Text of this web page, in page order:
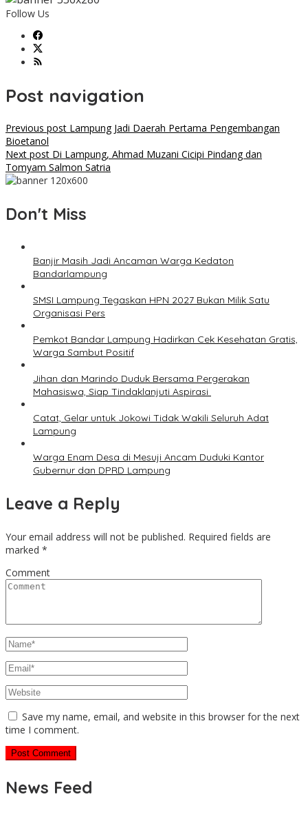
Follow Us
Post navigation
Previous post Lampung Jadi Daerah Pertama Pengembangan
Bioetanol
Next post Di Lampung, Ahmad Muzani Cicipi Pindang dan
Tomyam Salmon Satria
Don't Miss
Banjir Masih Jadi Ancaman Warga Kedaton
Bandarlampung
SMSI Lampung Tegaskan HPN 2027 Bukan Milik Satu
Organisasi Pers
Pemkot Bandar Lampung Hadirkan Cek Kesehatan Gratis,
Warga Sambut Positif
Jihan dan Marindo Duduk Bersama Pergerakan
Mahasiswa, Siap Tindaklanjuti Aspirasi
Catat, Gelar untuk Jokowi Tidak Wakili Seluruh Adat
Lampung
Warga Enam Desa di Mesuji Ancam Duduki Kantor
Gubernur dan DPRD Lampung
Leave a Reply
Your email address will not be published. Required fields are
marked *
Comment
Save my name, email, and website in this browser for the next
time I comment.
News Feed